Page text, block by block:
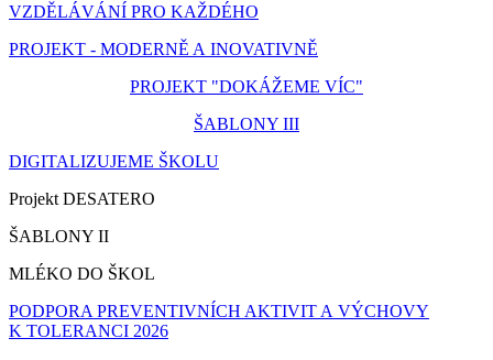
VZDĚLÁVÁNÍ PRO KAŽDÉHO
PROJEKT - MODERNĚ A INOVATIVNĚ
PROJEKT "DOKÁŽEME VÍC"
ŠABLONY III
DIGITALIZUJEME ŠKOLU
Projekt DESATERO
ŠABLONY II
MLÉKO DO ŠKOL
PODPORA PREVENTIVNÍCH AKTIVIT A VÝCHOVY
K TOLERANCI 2026